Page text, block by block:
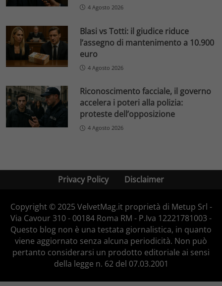
4 Agosto 2026
Blasi vs Totti: il giudice riduce
l’assegno di mantenimento a 10.900
euro
4 Agosto 2026
Riconoscimento facciale, il governo
accelera i poteri alla polizia:
proteste dell’opposizione
4 Agosto 2026
Privacy Policy Disclaimer
Copyright © 2025 VelvetMag.it proprietà di Metup Srl -
Via Cavour 310 - 00184 Roma RM - P.Iva 12221781003 -
Questo blog non è una testata giornalistica, in quanto
viene aggiornato senza alcuna periodicità. Non può
pertanto considerarsi un prodotto editoriale ai sensi
della legge n. 62 del 07.03.2001